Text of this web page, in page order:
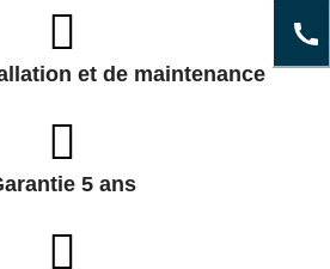
et de maintenance
5 ans